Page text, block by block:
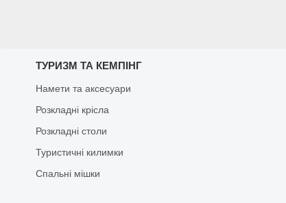
ТУРИЗМ ТА КЕМПІНГ
Намети та аксесуари
Розкладні крісла
Розкладні столи
Туристичні килимки
Спальні мішки